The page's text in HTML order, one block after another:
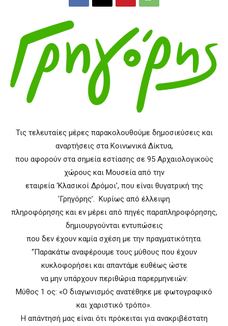
Τις τελευταίες μέρες παρακολουθούμε δημοσιεύσεις και
αναρτήσεις στα Κοινωνικά Δίκτυα,
που αφορούν στα σημεία εστίασης σε 95 Αρχαιολογικούς
χώρους και Μουσεία από την
εταιρεία ‘Κλασικοί Δρόμοι’, που είναι θυγατρική της
‘Γρηγόρης’. Κυρίως από έλλειψη
πληροφόρησης και εν μέρει από πηγές παραπληροφόρησης,
δημιουργούνται εντυπώσεις
που δεν έχουν καμία σχέση με την πραγματικότητα.
“Παρακάτω αναφέρουμε τους μύθους που έχουν
κυκλοφορήσει και απαντάμε ευθέως ώστε
να μην υπάρχουν περιθώρια παρερμηνειών:
Μύθος 1 ος: «Ο διαγωνισμός ανατέθηκε με φωτογραφικό
και χαριστικό τρόπο».
Η απάντησή μας είναι ότι πρόκειται για ανακριβέστατη